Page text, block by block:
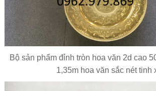
Bộ sản phẩm đỉnh tròn hoa văn 2d cao
1,35m hoa văn sắc nét tinh